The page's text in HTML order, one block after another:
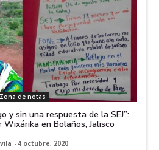
Zona de notas
y sin una respuesta de la SEJ”:
en Bolaños, Jalisco
- 4 octubre, 2020